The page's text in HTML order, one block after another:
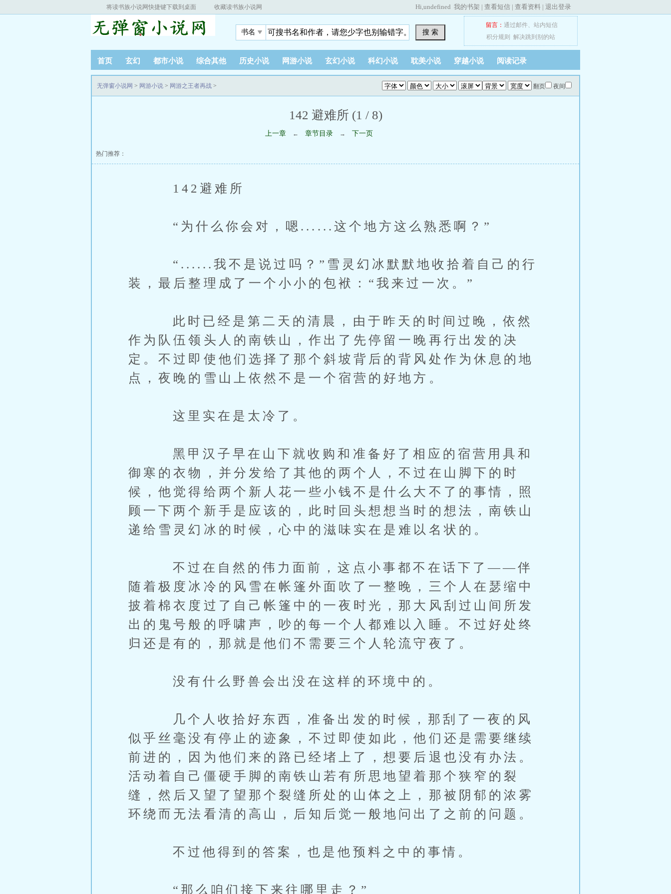
将读书族小说网快捷键下载到桌面 收藏读书族小说网 Hi,undefined 我的书架 | 查看短信 | 查看资料 | 退出登录
书名 搜 索
留言： 通过邮件、 站内短信
积分规则
解决跳到别的站
首页 玄幻 都市小说 综合其他 历史小说 网游小说 玄幻小说 科幻小说 耽美小说 穿越小说 阅读记录
翻页 夜间
无弹窗小说网 > 网游小说 > 网游之王者再战 >
142 避难所 (1 / 8)
上一章 ← 章节目录 → 下一页
热门推荐：
142避难所
“为什么你会对，嗯......这个地方这么熟悉啊？”
“......我不是说过吗？”雪灵幻冰默默地收拾着自己的行
装，最后整理成了一个小小的包袱：“我来过一次。”
此时已经是第二天的清晨，由于昨天的时间过晚，依然
作为队伍领头人的南铁山，作出了先停留一晚再行出发的决
定。不过即使他们选择了那个斜坡背后的背风处作为休息的地
点，夜晚的雪山上依然不是一个宿营的好地方。
这里实在是太冷了。
黑甲汉子早在山下就收购和准备好了相应的宿营用具和
御寒的衣物，并分发给了其他的两个人，不过在山脚下的时
候，他觉得给两个新人花一些小钱不是什么大不了的事情，照
顾一下两个新手是应该的，此时回头想想当时的想法，南铁山
递给雪灵幻冰的时候，心中的滋味实在是难以名状的。
不过在自然的伟力面前，这点小事都不在话下了——伴
随着极度冰冷的风雪在帐篷外面吹了一整晚，三个人在瑟缩中
披着棉衣度过了自己帐篷中的一夜时光，那大风刮过山间所发
出的鬼号般的呼啸声，吵的每一个人都难以入睡。不过好处终
归还是有的，那就是他们不需要三个人轮流守夜了。
没有什么野兽会出没在这样的环境中的。
几个人收拾好东西，准备出发的时候，那刮了一夜的风
似乎丝毫没有停止的迹象，不过即使如此，他们还是需要继续
前进的，因为他们来的路已经堵上了，想要后退也没有办法。
活动着自己僵硬手脚的南铁山若有所思地望着那个狭窄的裂
缝，然后又望了望那个裂缝所处的山体之上，那被阴郁的浓雾
环绕而无法看清的高山，后知后觉一般地问出了之前的问题。
不过他得到的答案，也是他预料之中的事情。
“那么咱们接下来往哪里走？”